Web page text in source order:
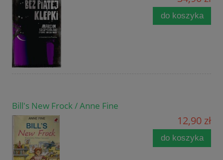
do koszyka
Bill's New Frock / Anne Fine
12,90 zł
do koszyka